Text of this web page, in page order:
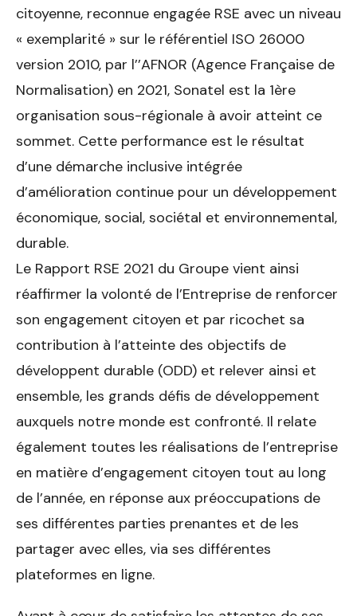
citoyenne, reconnue engagée RSE avec un niveau
« exemplarité » sur le référentiel ISO 26000
version 2010, par l’’AFNOR (Agence Française de
Normalisation) en 2021, Sonatel est la 1ère
organisation sous-régionale à avoir atteint ce
sommet. Cette performance est le résultat
d’une démarche inclusive intégrée
d’amélioration continue pour un développement
économique, social, sociétal et environnemental,
durable.
Le Rapport RSE 2021 du Groupe vient ainsi
réaffirmer la volonté de l’Entreprise de renforcer
son engagement citoyen et par ricochet sa
contribution à l’atteinte des objectifs de
développent durable (ODD) et relever ainsi et
ensemble, les grands défis de développement
auxquels notre monde est confronté. Il relate
également toutes les réalisations de l’entreprise
en matière d’engagement citoyen tout au long
de l’année, en réponse aux préoccupations de
ses différentes parties prenantes et de les
partager avec elles, via ses différentes
plateformes en ligne.